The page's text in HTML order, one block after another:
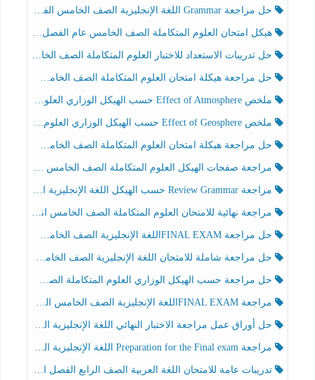
حل مراجعة Grammar اللغة الإنجليزية الصف الخامس الفصل الثالث
هيكل امتحان العلوم المتكاملة الصف الخامس عام الفصل الدراسي الثالث 2025-2026
حل تدريبات الاستعداد للاختبار العلوم المتكاملة الصف الخامس عام الفصل الثالث
حل مراجعة هيكلة امتحان العلوم المتكاملة الصف الخامس انسبير الفصل الثالث
ملخص Effect of Atmosphere حسب الهيكل الوزاري العلوم المتكاملة الصف الخامس انسبير الفصل الثالث
ملخص Effect of Geosphere حسب الهيكل الوزاري العلوم المتكاملة الصف الخامس انسبير الفصل الثالث
حل مراجعة هيكلة امتحان العلوم المتكاملة الصف الخامس عام الفصل الثالث
مراجعة صفحات الهيكل العلوم المتكاملة الصف الخامس انسبير الفصل الثالث
مراجعة Review Grammar حسب الهيكل اللغة الإنجليزية الصف الخامس الفصل الثالث
مراجعة نهائية للامتحان العلوم المتكاملة الصف الخامس انسبير الفصل الثالث
حل مراجعة FINAL EXAMاللغة الإنجليزية الصف الخامس الفصل الثالث
حل مراجعة شاملة للامتحان اللغة الإنجليزية الصف الخامس الفصل الثالث
حل مراجعة حسب الهيكل الوزاري العلوم المتكاملة الصف الخامس عام الفصل الثالث
مراجعة FINAL EXAMاللغة الإنجليزية الصف الخامس الفصل الثالث
حل أوراق عمل مراجعة الاختبار النهائي اللغة الإنجليزية الصف الرابع الفصل الثالث
مراجعة Preparation for the Final exam اللغة الإنجليزية الصف الرابع الفصل الثالث
تدريبات عامة للامتحان اللغة العربية الصف الرابع الفصل الثالث